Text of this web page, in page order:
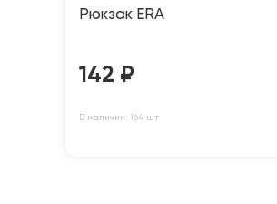
Рюкзак ERA
142 ₽
В наличии: 164 шт